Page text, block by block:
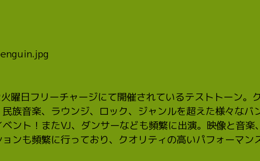
曜日フリーチャージにて開催されているテストトーン。
族音楽、ラウンジ、ロック、ジャンルを超えた様々なバ
ント！またVJ、ダンサーなども頻繁に出演。映像と音
ンも頻繁に行っており、クオリティの高いパフォーマン